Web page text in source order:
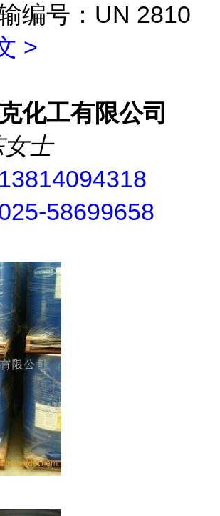
编号：UN 2810
>
化工有限公司
士
13814094318
58699658